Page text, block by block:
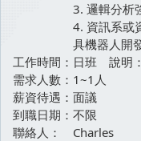
3. 邏輯分析
4. 資訊系或
具機器人開
工作時間： 日班 說明
需求人數： 1~1人
薪資待遇： 面議
到職日期： 不限
聯絡人：
Charles